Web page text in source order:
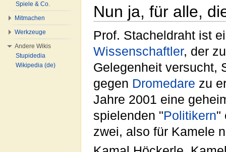
Nun ja, für alle,
Prof. Stacheldraht ist
Wissenschaftler, der
Gelegenheit versucht,
gegen Dromedare zu
Jahre 2001 eine
spielenden "Politikern"
zwei, also für Kamele
Spiele & Co.
Mitmachen
Werkzeuge
Andere Wikis
Stupidedia
Wikipedia (de)